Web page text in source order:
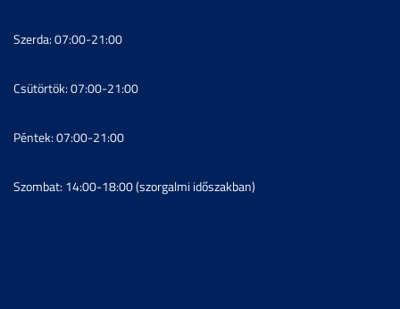
Szerda: 07:00-21:00
Csütörtök: 07:00-21:00
Péntek: 07:00-21:00
Szombat: 14:00-18:00 (szorgalmi időszakban)